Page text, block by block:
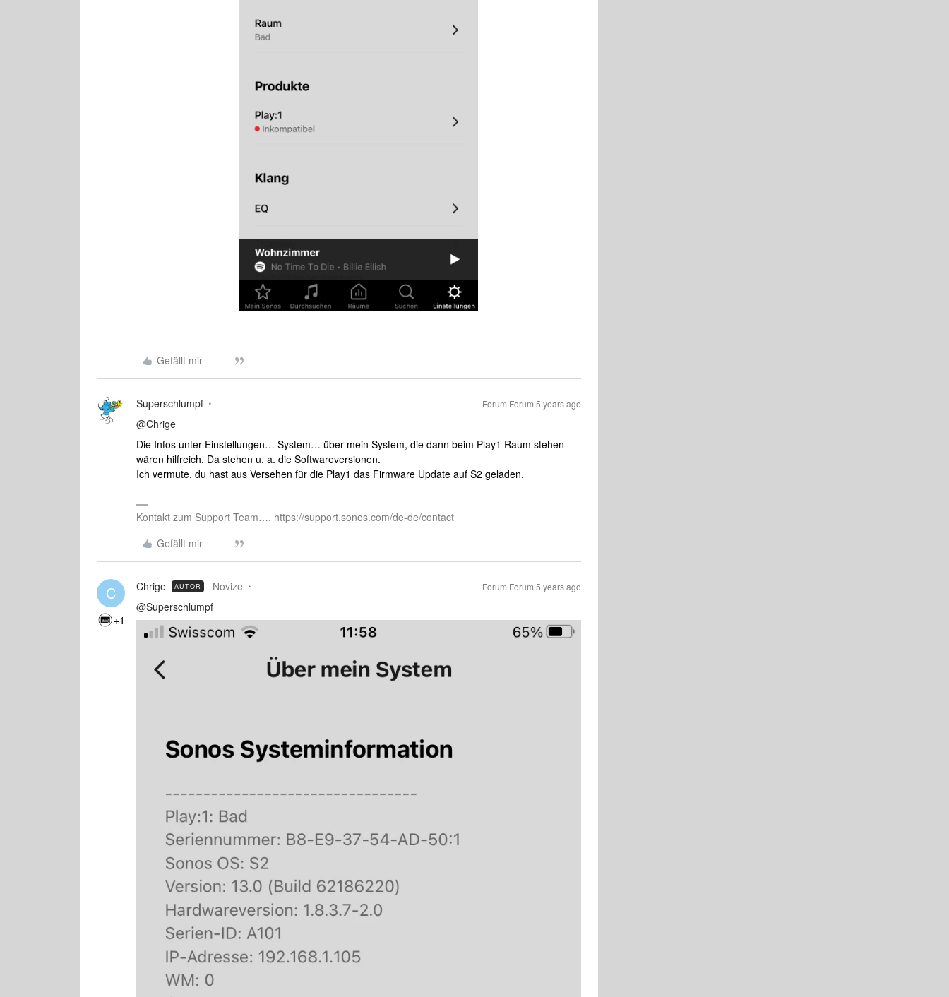
Gefällt mir
Superschlumpf Forum|Forum|5 years ago
@Chrige
Die Infos unter Einstellungen… System… über mein System, die dann beim Play1 Raum stehen
wären hilfreich. Da stehen u. a. die Softwareversionen.
Ich vermute, du hast aus Versehen für die Play1 das Firmware Update auf S2 geladen.
Kontakt zum Support Team…. https://support.sonos.com/de-de/contact
Gefällt mir
C
+1
Chrige AUTOR Novize Forum|Forum|5 years ago
@Superschlumpf